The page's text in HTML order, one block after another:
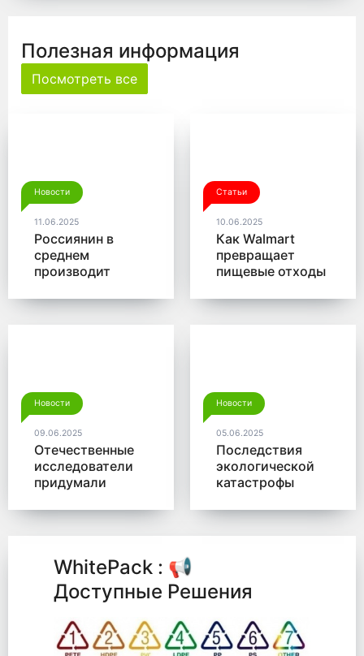
Полезная информация
Посмотреть все
Новости
11.06.2025
Россиянин в
среднем
производит
мусора в год
Статьи
10.06.2025
Как Walmart
превращает
пищевые отходы
Новости
09.06.2025
Отечественные
исследователи
придумали
для утилизации
Новости
05.06.2025
Последствия
экологической
катастрофы
микробы от
WhitePack : 📢
Доступные Решения